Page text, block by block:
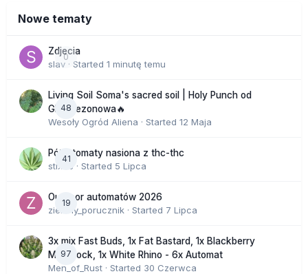
Nowe tematy
0
Zdjecia
slav· Started 1 minutę temu
48
Living Soil Soma's sacred soil | Holy Punch od
GHS sezonowa🔥
Wesoły Ogród Aliena · Started 12 Maja
41
Półautomaty nasiona z thc-thc
stix33 · Started 5 Lipca
19
Outdoor automatów 2026
zielony_porucznik · Started 7 Lipca
97
3x mix Fast Buds, 1x Fat Bastard, 1x Blackberry
Moonrock, 1x White Rhino - 6x Automat
Men_of_Rust · Started 30 Czerwca